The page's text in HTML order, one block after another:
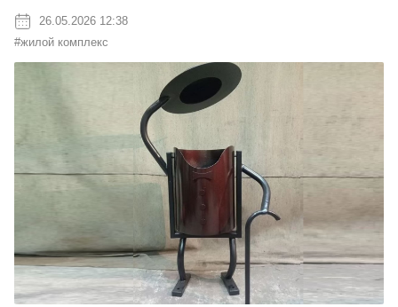
26.05.2026 12:38
#жилой комплекс